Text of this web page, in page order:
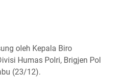
oleh Kepala Biro
Humas Polri, Brigjen Pol
(23/12).